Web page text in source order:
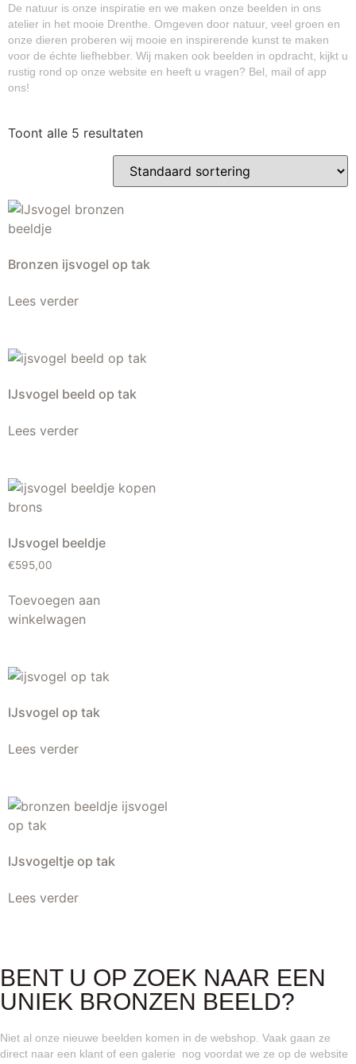
De natuur is onze inspiratie en we maken onze beelden in ons
atelier in het mooie Drenthe. Omgeven door natuur, veel groen en
onze dieren proberen wij mooie en inspirerende kunst te maken
voor de échte liefhebber. Wij maken ook beelden in opdracht, kijkt u
rustig rond op onze website en heeft u vragen? Bel, mail of app
ons!
Toont alle 5 resultaten
Bronzen ijsvogel op tak
Lees verder
IJsvogel beeld op tak
Lees verder
IJsvogel beeldje
€595,00
Toevoegen aan
winkelwagen
IJsvogel op tak
Lees verder
IJsvogeltje op tak
Lees verder
BENT U OP ZOEK NAAR EEN
UNIEK BRONZEN BEELD?
Niet al onze nieuwe beelden komen in de webshop. Vaak gaan ze
direct naar een klant of een galerie nog voordat we ze op de website